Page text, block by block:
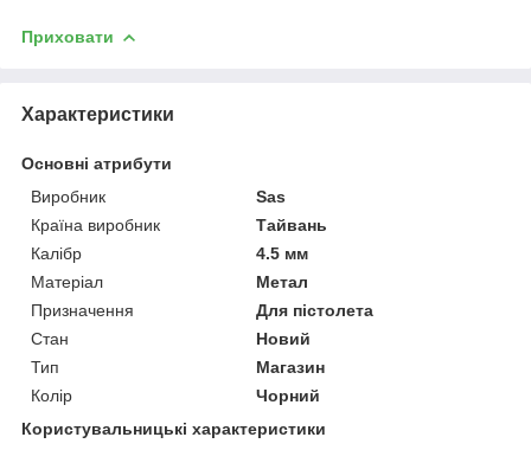
Приховати
Характеристики
Основні атрибути
Виробник
Sas
Країна виробник
Тайвань
Калібр
4.5 мм
Матеріал
Метал
Призначення
Для пістолета
Стан
Новий
Тип
Магазин
Колір
Чорний
Користувальницькі характеристики